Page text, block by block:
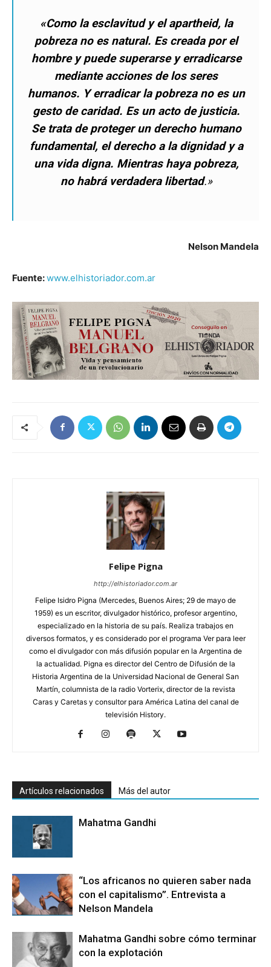
«Como la esclavitud y el apartheid, la
pobreza no es natural. Es creada por el
hombre y puede superarse y erradicarse
mediante acciones de los seres
humanos. Y erradicar la pobreza no es un
gesto de caridad. Es un acto de justicia.
Se trata de proteger un derecho humano
fundamental, el derecho a la dignidad y a
una vida digna. Mientras haya pobreza,
no habrá verdadera libertad.»
Nelson Mandela
Fuente:www.elhistoriador.com.ar
Felipe Pigna
http://elhistoriador.com.ar
Felipe Isidro Pigna (Mercedes, Buenos Aires; 29 de mayo de
1959) es un escritor, divulgador histórico, profesor argentino,
especializado en la historia de su país. Realiza trabajos en
diversos formatos, y es considerado por el programa Ver para leer
como el divulgador con más difusión popular en la Argentina de
la actualidad. Pigna es director del Centro de Difusión de la
Historia Argentina de la Universidad Nacional de General San
Martín, columnista de la radio Vorterix, director de la revista
Caras y Caretas y consultor para América Latina del canal de
televisión History.
Artículos relacionados Más del autor
Mahatma Gandhi
“Los africanos no quieren saber nada
con el capitalismo”. Entrevista a
Nelson Mandela
Mahatma Gandhi sobre cómo terminar
con la explotación